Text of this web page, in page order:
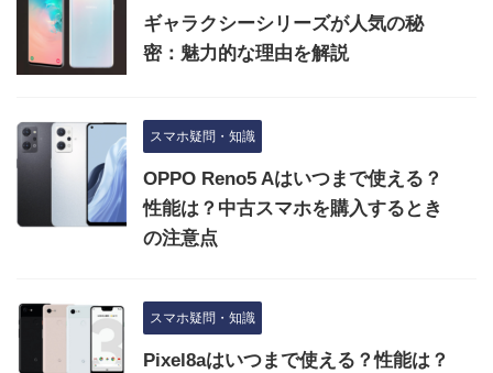
ギャラクシーシリーズが人気の秘
密：魅力的な理由を解説
スマホ疑問・知識
OPPO Reno5 Aはいつまで使える？
性能は？中古スマホを購入するとき
の注意点
スマホ疑問・知識
Pixel8aはいつまで使える？性能は？